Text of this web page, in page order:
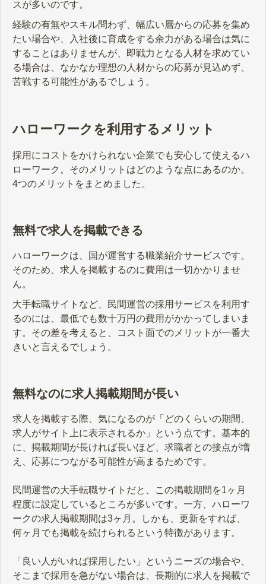
スが多いのです。
経験の有無やスキル問わず、幅広い層からの応募を集め
たい場合や、入社後に育成をする余力がある場合は気に
することはありませんが、即戦力となる人材を求めてい
る場合は、なかなか理想の人材からの応募が見込めず、
苦戦する可能性があるでしょう。
ハローワークを利用するメリット
採用にコストをかけられない企業でも安心して使えるハ
ローワーク。そのメリットはどのような点にあるのか。
4つのメリットをまとめました。
無料で求人を掲載できる
ハローワークは、国が運営する職業紹介サービスです。
そのため、求人を掲載するのに費用は一切かかりませ
ん。
大手転職サイトなど、民間運営の採用サービスを利用す
るのには、最低でも数十万円の費用がかかってしまいま
す。その差を考えると、コスト面でのメリットが一番大
きいと言えるでしょう。
無料なのに求人掲載期間が長い
求人を掲載する際、気になるのが「どのくらいの期間、
求人がサイト上に表示されるか」という点です。基本的
に、掲載期間が長ければ長いほど、求職者との接点が増
え、応募につながる可能性が高まるためです。
民間運営の大手転職サイトだと、この掲載期間を1ヶ月
程度に設定しているところが多いです。一方、ハローワ
ークの求人掲載期間は3ヶ月。しかも、更新をすれば、
何ヶ月でも掲載を続けられるという特徴があります。
「良い人がいれば採用したい」というニーズの場合や、
そこまで採用を急がない場合は、長期的に求人を掲載で